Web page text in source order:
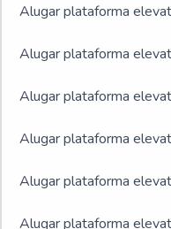
Alugar plataforma
Alugar plataforma
Alugar plataforma
Alugar plataforma
Alugar plataforma
Alugar plataforma